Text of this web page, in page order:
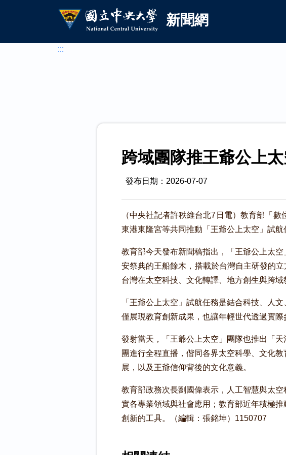
國立中央大學新聞網新聞網
:::
跨域團隊推王爺公上
發布日期：2026-07-07
（中央社記者許秩維台北7日電）教育部「
東港東隆宮等共同推動「王爺公上太空」試航
教育部今天發布新聞稿指出，「王爺公上太
安祭典的王船餘木，搭載於台灣自主研發的
台灣在太空科技、文化轉譯、地方創生與跨域
「王爺公上太空」試航任務是結合科技、人
僅展現教育創新成果，也讓年輕世代透過實
發射當天，「王爺公上太空」團隊也推出「
團進行全程直播，偕同各界太空科學、文化
展，以及王爺信仰背後的文化意義。
教育部政務次長劉國偉表示，人工智慧與太
實各專業領域與社會應用；教育部近年積極
創新的工具。（編輯：張銘坤）1150707